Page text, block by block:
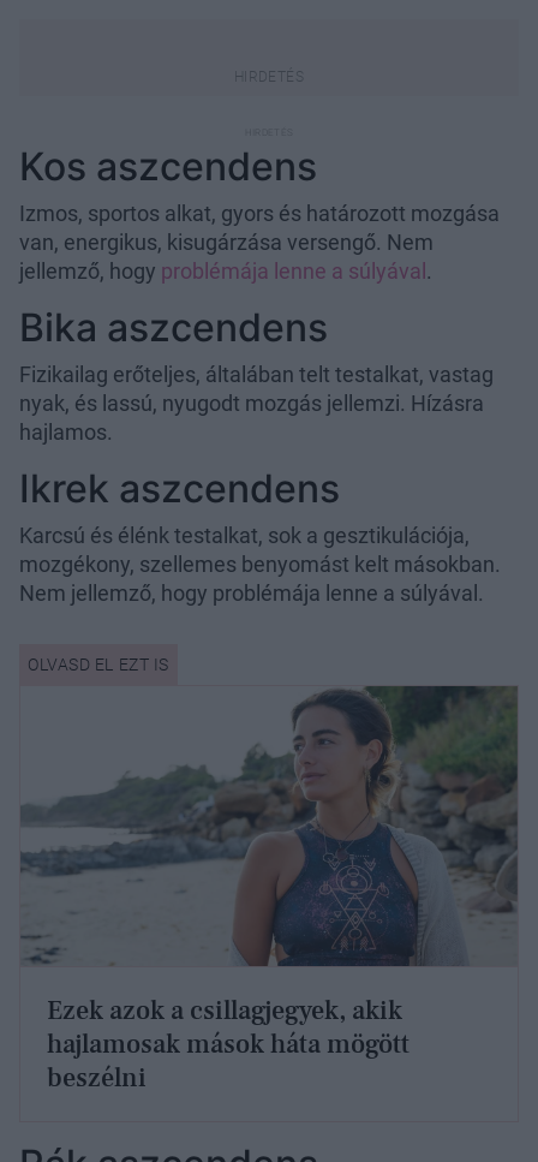
Kos aszcendens
Izmos, sportos alkat, gyors és határozott mozgása
van, energikus, kisugárzása versengő. Nem
jellemző, hogy problémája lenne a súlyával .
Bika aszcendens
Fizikailag erőteljes, általában telt testalkat, vastag
nyak, és lassú, nyugodt mozgás jellemzi. Hízásra
hajlamos.
Ikrek aszcendens
Karcsú és élénk testalkat, sok a gesztikulációja,
mozgékony, szellemes benyomást kelt másokban.
Nem jellemző, hogy problémája lenne a súlyával.
Ezek azok a csillagjegyek, akik
hajlamosak mások háta mögött
beszélni